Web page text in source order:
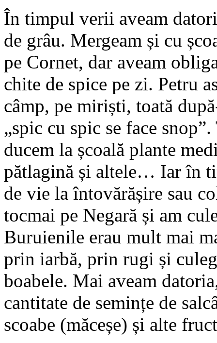
În timpul verii aveam
de grâu. Mergeam și cu
pe Cornet, dar aveam
chite de spice pe zi. Petru
câmp, pe miriști, toată
„spic cu spic se face
ducem la școală plante
pătlagină și altele… Iar în
de vie la întovărășire sau
tocmai pe Negară și am
Buruienile erau mult mai
prin iarbă, prin rugi și
boabele. Mai aveam
cantitate de semințe de
scoabe (măceșe) și alte